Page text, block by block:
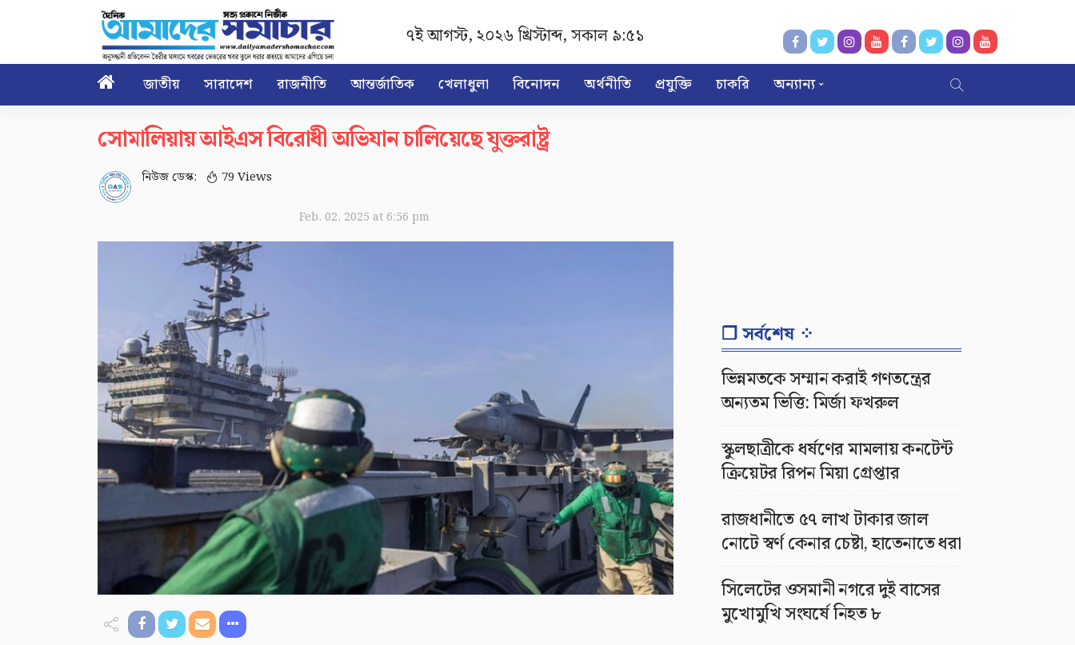
৭ই আগস্ট, ২০২৬ খ্রিস্টাব্দ,সকাল ৯:৫১
 জাতীয় সারাদেশ রাজনীতি আন্তর্জাতিক খেলাধুলা বিনোদন অর্থনীতি প্রযুক্তি চাকরি অন্যান্য
সোমালিয়ায় আইএস বিরোধী অভিযান চালিয়েছে যুক্তরাষ্ট্র
নিউজ ডেস্ক: 79 Views
Feb. 02, 2025 at 6:56 pm
❐ সর্বশেষ ⁘
ভিন্নমতকে সম্মান করাই গণতন্ত্রের
অন্যতম ভিত্তি: মির্জা ফখরুল
স্কুলছাত্রীকে ধর্ষণের মামলায় কনটেন্ট
ক্রিয়েটর রিপন মিয়া গ্রেপ্তার
রাজধানীতে ৫৭ লাখ টাকার জাল
নোটে স্বর্ণ কেনার চেষ্টা, হাতেনাতে ধরা
সিলেটের ওসমানী নগরে দুই বাসের
মুখোমুখি সংঘর্ষে নিহত ৮